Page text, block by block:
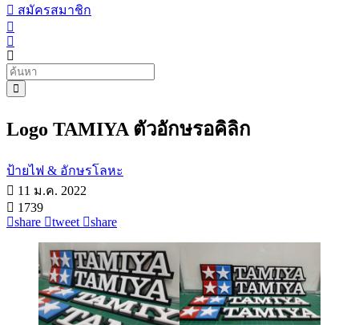
สมัครสมาชิก
Logo TAMIYA ตัวอักษรอคิลิก
ป้ายไฟ & อักษรโลหะ
11 ม.ค. 2022
1739
share
tweet share